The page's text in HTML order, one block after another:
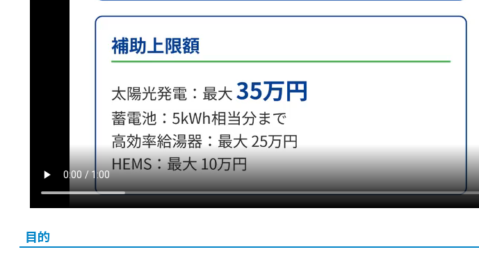
目的